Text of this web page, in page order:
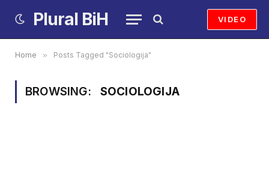
Plural BiH VIDEO
Home » Posts Tagged "Sociologija"
BROWSING: SOCIOLOGIJA